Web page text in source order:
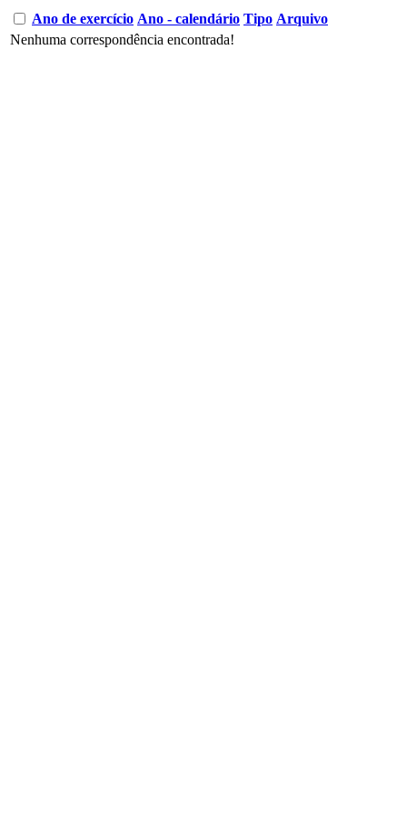
Ano de exercício Ano - calendário Tipo Arquivo
Nenhuma correspondência encontrada!